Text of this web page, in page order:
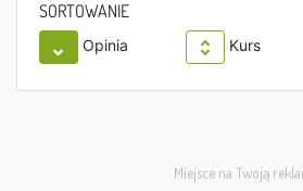
SORTOWANIE
Opinia Kurs